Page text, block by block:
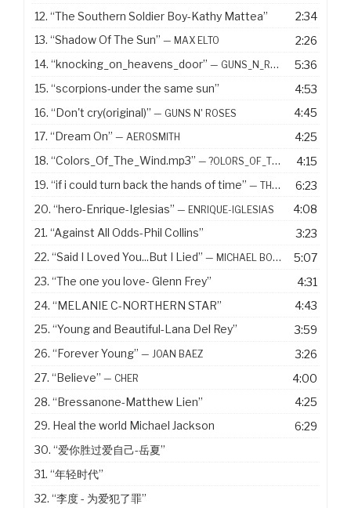
12.“The Southern Soldier Boy-Kathy Mattea”
2:34
13.“Shadow Of The Sun”— MAX ELTO
2:26
14.“knocking_on_heavens_door”— GUNS_N_ROSES
5:36
15.“scorpions-under the same sun”
4:53
16.“Don't cry(original)”— GUNS N' ROSES
4:45
17.“Dream On”— AEROSMITH
4:25
18.“Colors_Of_The_Wind.mp3”— ?OLORS_OF_THE_WIND.MP3
4:15
19.“if i could turn back the hands of time”— THE R IN R&AMP;B COLLECTION VOLUME 1
6:23
20.“hero-Enrique-Iglesias”— ENRIQUE-IGLESIAS
4:08
21.“Against All Odds-Phil Collins”
3:23
22.“Said I Loved You...But I Lied”— MICHAEL BOLTON
5:07
23.“The one you love- Glenn Frey”
4:31
24.“MELANIE C-NORTHERN STAR”
4:43
25.“Young and Beautiful-Lana Del Rey”
3:59
26.“Forever Young”— JOAN BAEZ
3:26
27.“Believe”— CHER
4:00
28.“Bressanone-Matthew Lien”
4:25
29. Heal the world Michael Jackson
6:29
30.“爱你胜过爱自己-岳夏”
31.“年轻时代”
32.“李度 - 为爱犯了罪”